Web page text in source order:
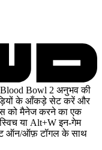
Bowl 2 अनुभव की
के आँकड़े सेट करें और
को मैनेज करने का एक
या Alt+W इन-गेम
ऑन/ऑफ़ टॉगल के साथ